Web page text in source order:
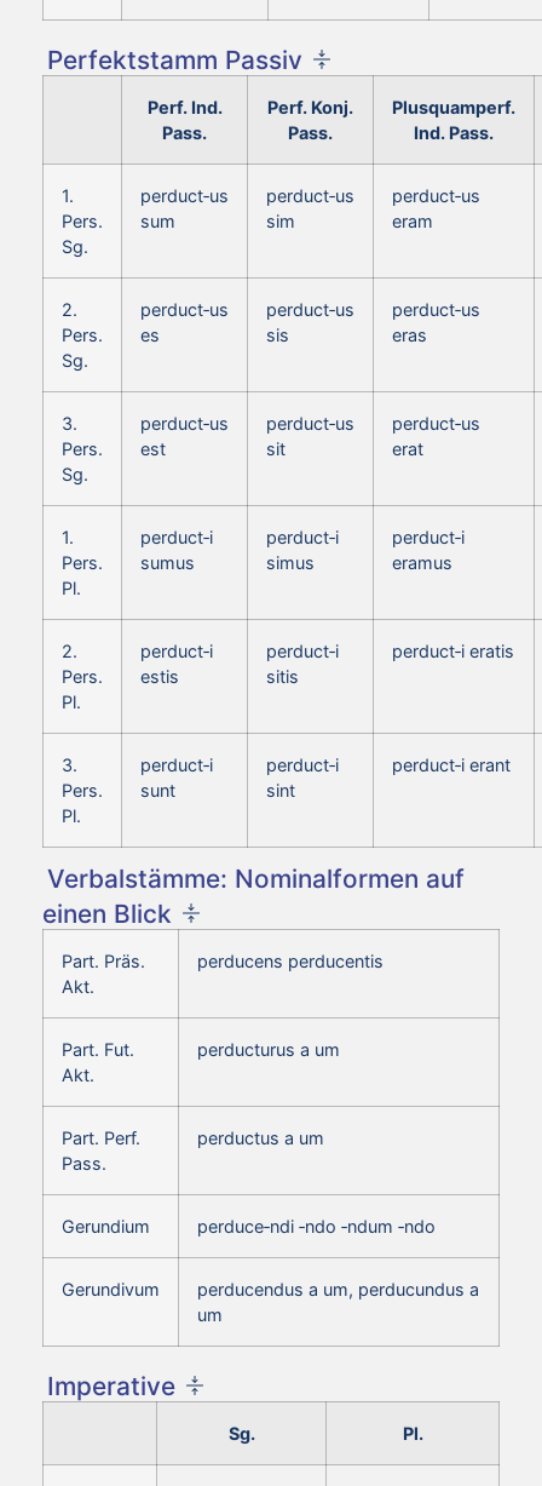
Perfektstamm Passiv
Perf. Ind.
Pass.
Perf. Konj.
Pass.
Plusquamperf.
Ind. Pass.
1.
Pers.
Sg.
perduct‑us
sum
perduct‑us
sim
perduct‑us
eram
2.
Pers.
Sg.
perduct‑us
es
perduct‑us
sis
perduct‑us
eras
3.
Pers.
Sg.
perduct‑us
est
perduct‑us
sit
perduct‑us
erat
1.
Pers.
Pl.
perduct‑i
sumus
perduct‑i
simus
perduct‑i
eramus
2.
Pers.
Pl.
perduct‑i
estis
perduct‑i
sitis
perduct‑i eratis
3.
Pers.
Pl.
perduct‑i
sunt
perduct‑i
sint
perduct‑i erant
Verbalstämme: Nominalformen auf
einen Blick
Part. Präs.
Akt.
perducens perducentis
Part. Fut.
Akt.
perducturus a um
Part. Perf.
Pass.
perductus a um
Gerundium perduce‑ndi ‑ndo ‑ndum ‑ndo
Gerundivum
perducendus a um, perducundus a
um
Imperative
Sg. Pl.